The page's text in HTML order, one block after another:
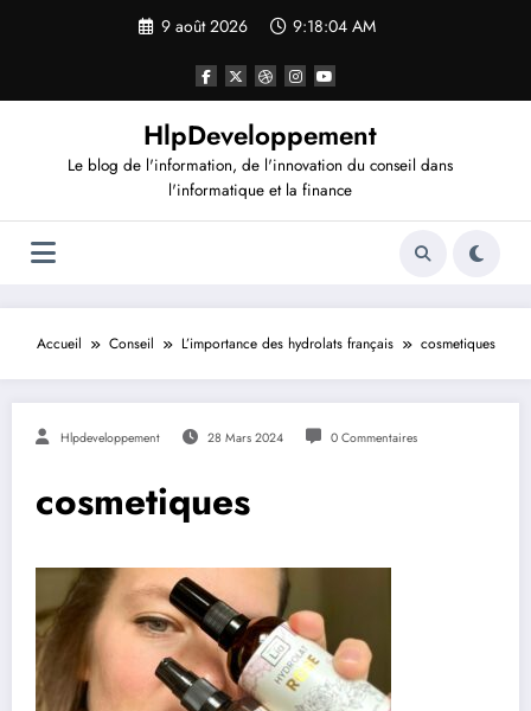
9 août 2026 9:18:04 AM
HlpDeveloppement
Le blog de l'information, de l'innovation du conseil dans
l'informatique et la finance
Accueil Conseil L’importance des hydrolats français cosmetiques
Hlpdeveloppement 28 Mars 2024 0 Commentaires
cosmetiques